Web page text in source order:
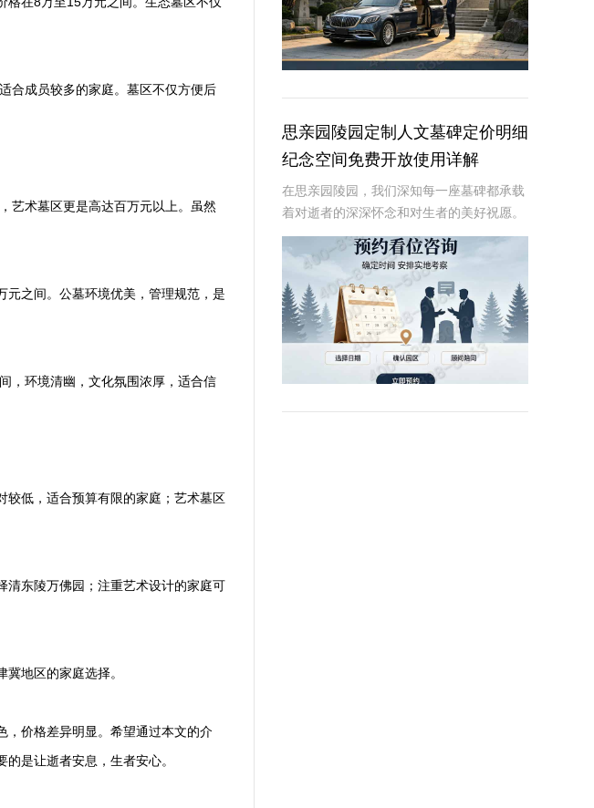
合成员较多的家庭。墓区不仅方便后
艺术墓区更是高达百万元以上。虽然
之间。公墓环境优美，管理规范，是
，环境清幽，文化氛围浓厚，适合信
较低，适合预算有限的家庭；艺术墓区
清东陵万佛园 ；注重艺术设计的家庭可
地区的家庭选择。
，价格差异明显。希望通过本文的介
是让逝者安息，生者安心。
思亲园陵园定制人文墓碑定价明细
纪念空间免费开放使用详解
在思亲园陵园，我们深知每一座墓碑都承载
着对逝者的深深怀念和对生者的美好祝愿。
因此，我们精心定制的人文墓碑不仅是对逝
者的永恒纪念，更是生者情感的寄托。本文
将详细介绍思亲园陵园定制人文墓碑的定价
明细以及纪